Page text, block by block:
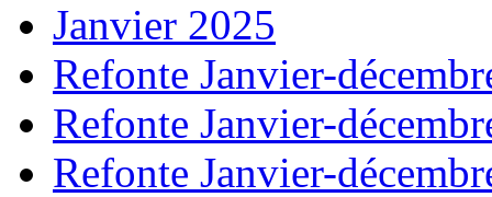
Janvier 2025
Refonte Janvier-
Refonte Janvier-
Refonte Janvier-